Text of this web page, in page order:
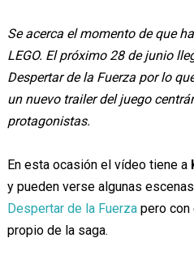
Se acerca el momento de que
LEGO. El próximo 28 de junio
Despertar de la Fuerza por lo
un nuevo trailer del juego
protagonistas.
En esta ocasión el vídeo tiene a
y pueden verse algunas
Despertar de la Fuerzapero con
propio de la saga.